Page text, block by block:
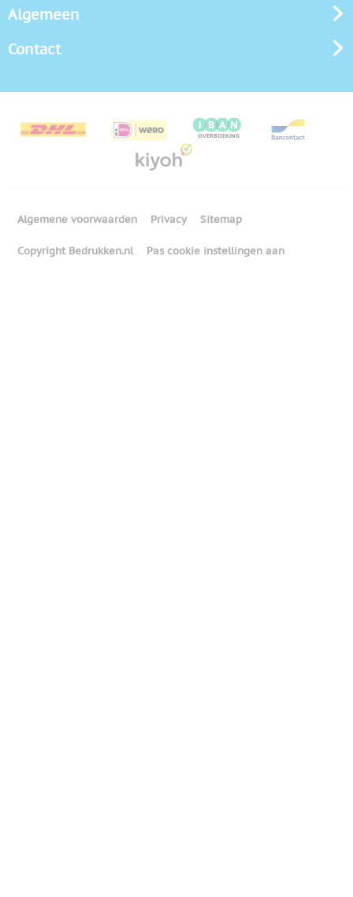
Algemeen
Contact
Algemene voorwaarden Privacy Sitemap
Copyright Bedrukken.nl Pas cookie instellingen aan